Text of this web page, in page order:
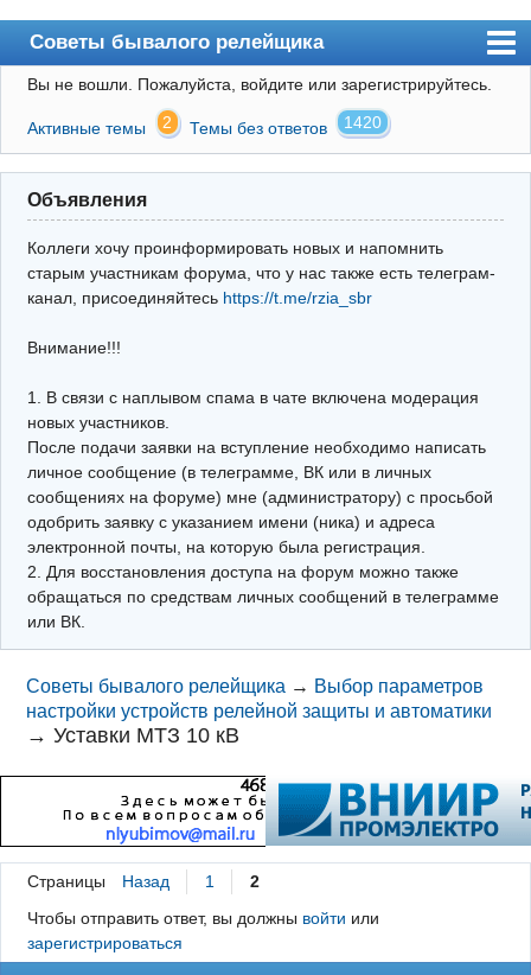
Советы бывалого релейщика
Форум
Правила
Поиск
Регистрация
Архив
Почта
Поиск релейщика
Видео РЗиА
Фотохостинг
Телеграм
Вы не вошли. Пожалуйста, войдите или зарегистрируйтесь.
Активные темы 2 Темы без ответов 1420
Объявления
Коллеги хочу проинформировать новых и напомнить
старым участникам форума, что у нас также есть телеграм-
канал, присоединяйтесь https://t.me/rzia_sbr
Внимание!!!
1. В связи с наплывом спама в чате включена модерация
новых участников.
После подачи заявки на вступление необходимо написать
личное сообщение (в телеграмме, ВК или в личных
сообщениях на форуме) мне (администратору) с просьбой
одобрить заявку с указанием имени (ника) и адреса
электронной почты, на которую была регистрация.
2. Для восстановления доступа на форум можно также
обращаться по средствам личных сообщений в телеграмме
или ВК.
Советы бывалого релейщика → Выбор параметров
настройки устройств релейной защиты и автоматики
→Уставки МТЗ 10 кВ
Страницы Назад 1
2
Чтобы отправить ответ, вы должны войти или
зарегистрироваться